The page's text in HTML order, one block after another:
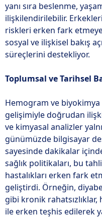
yanı sıra beslenme,
ilişkilendirilebilir.
riskleri erken fark etmeye
sosyal ve ilişkisel bakış
süreçlerini destekliyor.
Toplumsal ve Tarihsel
Hemogram ve
gelişimiyle doğrudan
ve kimyasal analizler
günümüzde bilgisayar
sayesinde dakikalar
sağlık politikaları, bu
hastalıkları erken fark
geliştirdi. Örneğin,
gibi kronik
ile erken teşhis edilerek